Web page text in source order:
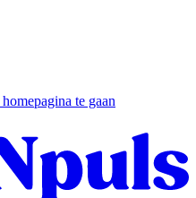
te gaan